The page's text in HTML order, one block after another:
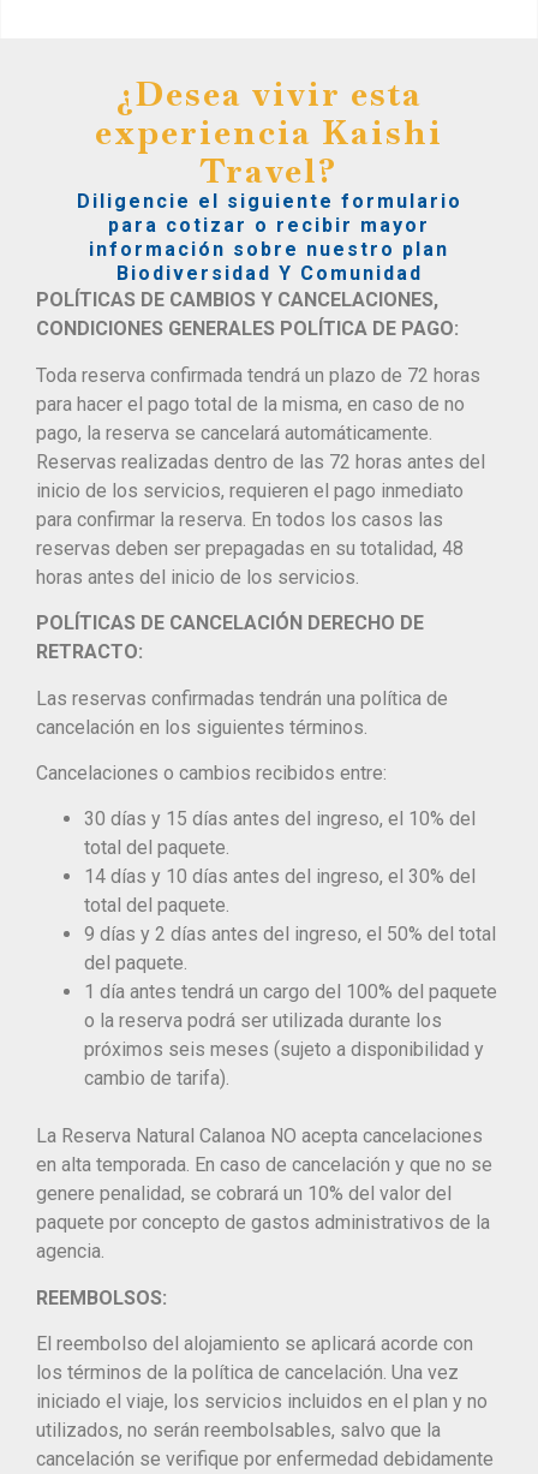
¿Desea vivir esta
experiencia Kaishi
Travel?
Diligencie el siguiente formulario
para cotizar o recibir mayor
información sobre nuestro plan
Biodiversidad Y Comunidad
POLÍTICAS DE CAMBIOS Y CANCELACIONES,
CONDICIONES GENERALES POLÍTICA DE PAGO:
Toda reserva confirmada tendrá un plazo de 72 horas
para hacer el pago total de la misma, en caso de no
pago, la reserva se cancelará automáticamente.
Reservas realizadas dentro de las 72 horas antes del
inicio de los servicios, requieren el pago inmediato
para confirmar la reserva. En todos los casos las
reservas deben ser prepagadas en su totalidad, 48
horas antes del inicio de los servicios.
POLÍTICAS DE CANCELACIÓN DERECHO DE
RETRACTO:
Las reservas confirmadas tendrán una política de
cancelación en los siguientes términos.
Cancelaciones o cambios recibidos entre:
30 días y 15 días antes del ingreso, el 10% del
total del paquete.
14 días y 10 días antes del ingreso, el 30% del
total del paquete.
9 días y 2 días antes del ingreso, el 50% del total
del paquete.
1 día antes tendrá un cargo del 100% del paquete
o la reserva podrá ser utilizada durante los
próximos seis meses (sujeto a disponibilidad y
cambio de tarifa).
La Reserva Natural Calanoa NO acepta cancelaciones
en alta temporada. En caso de cancelación y que no se
genere penalidad, se cobrará un 10% del valor del
paquete por concepto de gastos administrativos de la
agencia.
REEMBOLSOS:
El reembolso del alojamiento se aplicará acorde con
los términos de la política de cancelación. Una vez
iniciado el viaje, los servicios incluidos en el plan y no
utilizados, no serán reembolsables, salvo que la
cancelación se verifique por enfermedad debidamente